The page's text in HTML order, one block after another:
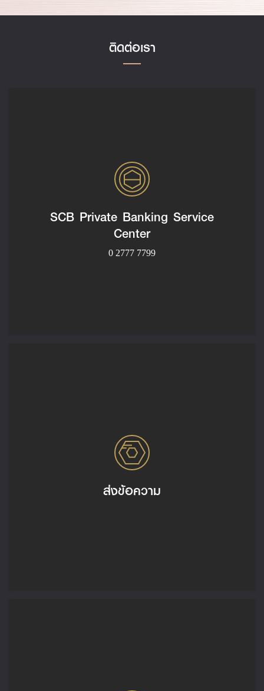
ติดต่อเรา
SCB Private Banking Service
Center
0 2777 7799
ส่งข้อความ